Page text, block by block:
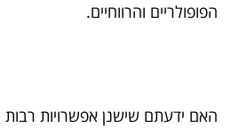
הפופולריים והרווחיים.
האם ידעתם שישנן אפשרויות